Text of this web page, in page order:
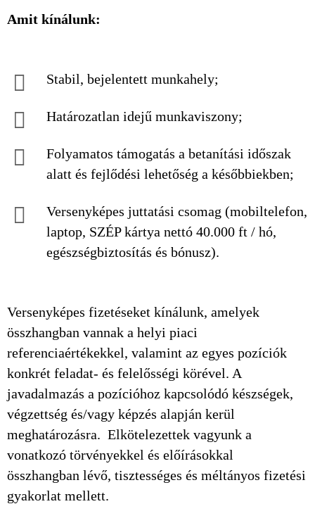
Amit kínálunk:
Stabil, bejelentett munkahely;
Határozatlan idejű munkaviszony;
Folyamatos támogatás a betanítási időszak
alatt és fejlődési lehetőség a későbbiekben;
Versenyképes juttatási csomag (mobiltelefon,
laptop, SZÉP kártya nettó 40.000 ft / hó,
egészségbiztosítás és bónusz).
Versenyképes fizetéseket kínálunk, amelyek
összhangban vannak a helyi piaci
referenciaértékekkel, valamint az egyes pozíciók
konkrét feladat- és felelősségi körével. A
javadalmazás a pozícióhoz kapcsolódó készségek,
végzettség és/vagy képzés alapján kerül
meghatározásra. Elkötelezettek vagyunk a
vonatkozó törvényekkel és előírásokkal
összhangban lévő, tisztességes és méltányos fizetési
gyakorlat mellett.